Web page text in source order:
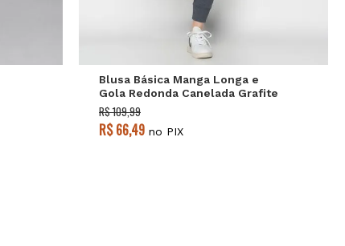
Blusa Básica Manga Longa e
Gola Redonda Canelada Grafite
Salvatore
R$ 109,99
R$ 66,49 no PIX